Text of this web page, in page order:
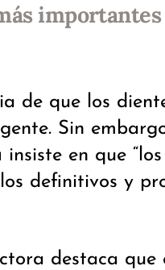
importantes
de que los
Sin
insiste en que
definitivos y
destaca que